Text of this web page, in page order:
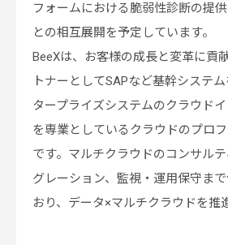
フォームにおける脆弱性診断の提供
との相互展開を予定しています。
BeeXは、お客様の成長と変革に貢
トナーとしてSAPなど基幹システ
タープライズシステムのクラウド
を専業としているクラウドのプロ
です。マルチクラウドのコンサル
グレーション、監視・運用保守ま
おり、データ×マルチクラウドを推